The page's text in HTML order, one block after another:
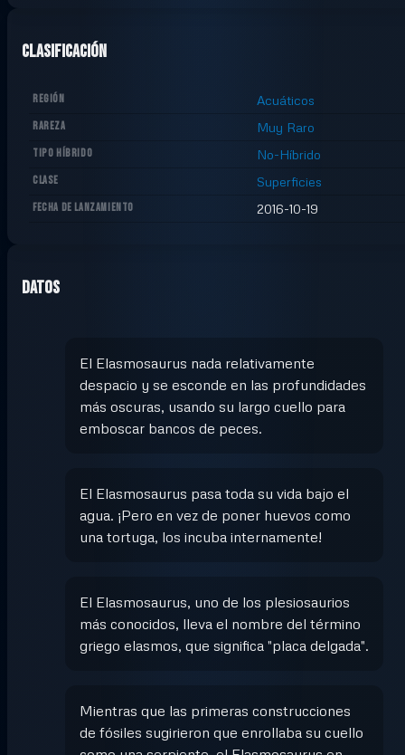
Clasificación
REGIÓN Acuáticos
RAREZA Muy Raro
TIPO HÍBRIDO No-Híbrido
CLASE Superficies
FECHA DE LANZAMIENTO 2016-10-19
Datos
El Elasmosaurus nada relativamente
despacio y se esconde en las profundidades
más oscuras, usando su largo cuello para
emboscar bancos de peces.
El Elasmosaurus pasa toda su vida bajo el
agua. ¡Pero en vez de poner huevos como
una tortuga, los incuba internamente!
El Elasmosaurus, uno de los plesiosaurios
más conocidos, lleva el nombre del término
griego elasmos, que significa "placa delgada".
Mientras que las primeras construcciones
de fósiles sugirieron que enrollaba su cuello